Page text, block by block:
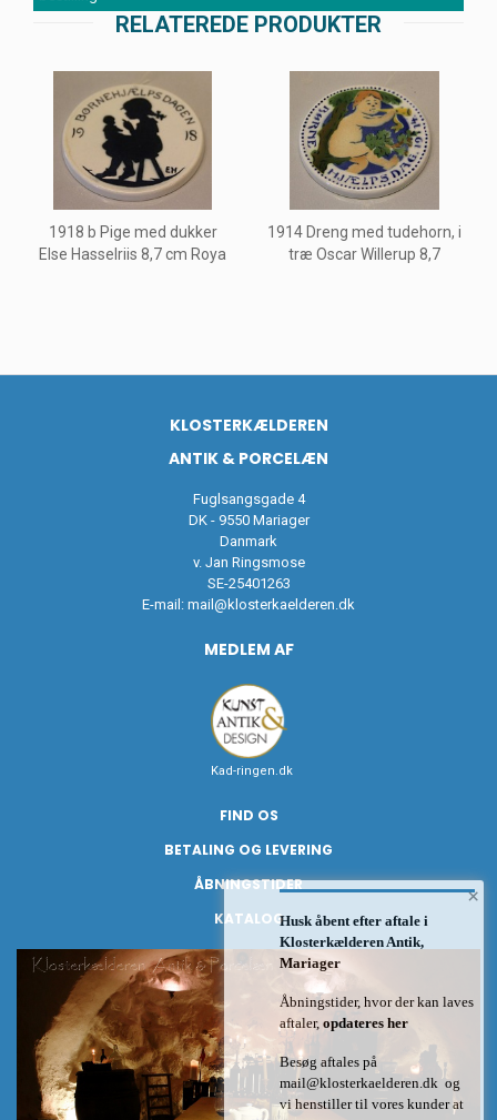
RELATEREDE PRODUKTER
1918 b Pige med dukker
Else Hasselriis 8,7 cm Roya
1914 Dreng med tudehorn, i
træ Oscar Willerup 8,7
KLOSTERKÆLDEREN
ANTIK & PORCELÆN
Fuglsangsgade 4
DK - 9550 Mariager
Danmark
v. Jan Ringsmose
SE-25401263
E-mail: mail@klosterkaelderen.dk
MEDLEM AF
Kad-ringen.dk
FIND OS
BETALING OG LEVERING
ÅBNINGSTIDER
KATALOG
×
Husk åbent efter aftale i
Klosterkælderen Antik,
Mariager
Åbningstider, hvor der kan laves
aftaler, opdateres her
Besøg aftales på
mail@klosterkaelderen.dk og
vi henstiller til vores kunder at